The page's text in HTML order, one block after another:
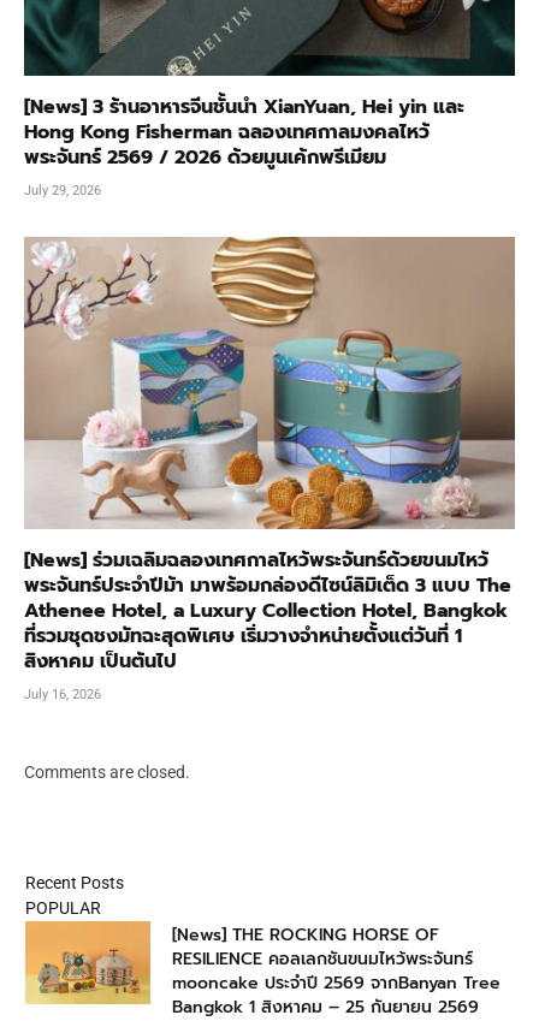
[News] 3 ร้านอาหารจีนชั้นนำ XianYuan, Hei yin และ
Hong Kong Fisherman ฉลองเทศกาลมงคลไหว้
พระจันทร์ 2569 / 2026 ด้วยมูนเค้กพรีเมียม
July 29, 2026
[News] ร่วมเฉลิมฉลองเทศกาลไหว้พระจันทร์ด้วยขนมไหว้
พระจันทร์ประจำปีม้า มาพร้อมกล่องดีไซน์ลิมิเต็ด 3 แบบ The
Athenee Hotel, a Luxury Collection Hotel, Bangkok
ที่รวมชุดชงมัทฉะสุดพิเศษ เริ่มวางจำหน่ายตั้งแต่วันที่ 1
สิงหาคม เป็นต้นไป
July 16, 2026
Comments are closed.
Recent Posts
POPULAR
[News] THE ROCKING HORSE OF
RESILIENCE คอลเลกชันขนมไหว้พระจันทร์
mooncake ประจำปี 2569 จากBanyan Tree
Bangkok 1 สิงหาคม – 25 กันยายน 2569